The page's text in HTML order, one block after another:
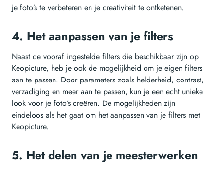
je foto’s te verbeteren en je creativiteit te ontketenen.
4. Het aanpassen van je filters
Naast de vooraf ingestelde filters die beschikbaar zijn op
Keopicture, heb je ook de mogelijkheid om je eigen filters
aan te passen. Door parameters zoals helderheid, contrast,
verzadiging en meer aan te passen, kun je een echt unieke
look voor je foto’s creëren. De mogelijkheden zijn
eindeloos als het gaat om het aanpassen van je filters met
Keopicture.
5. Het delen van je meesterwerken